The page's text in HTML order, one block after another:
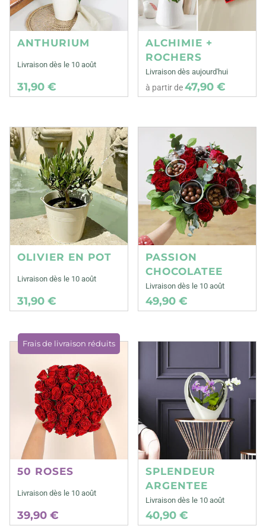
ANTHURIUM
Livraison dès le 10 août
31,90 €
ALCHIMIE +
ROCHERS
Livraison dès aujourd'hui
à partir de47,90 €
OLIVIER EN POT
Livraison dès le 10 août
31,90 €
PASSION
CHOCOLATEE
Livraison dès le 10 août
49,90 €
Frais de livraison réduits
50 ROSES
Livraison dès le 10 août
39,90 €
SPLENDEUR
ARGENTEE
Livraison dès le 10 août
40,90 €